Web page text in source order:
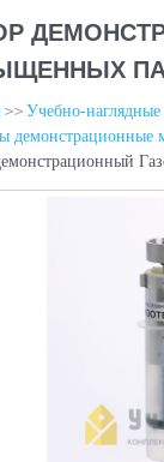
Учебно-
демонстрационные